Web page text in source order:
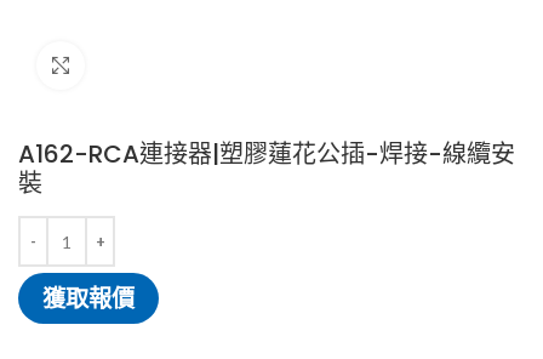
A162-RCA連接器|塑膠蓮花公插-焊接-線纜安
裝
獲取報價